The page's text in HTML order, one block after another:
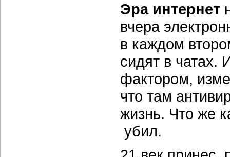
Эра интернет
вчера
в каждом
сидят в
фактором,
что там
жизнь. Что же
убил.